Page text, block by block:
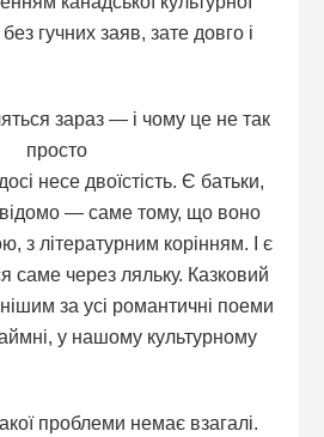
гучних заяв, зате довго і
зараз — і чому це не так
просто
несе двоїстість. Є батьки,
— саме тому, що воно
з літературним корінням. І є
саме через ляльку. Казковий
за усі романтичні поеми
у нашому культурному
проблеми немає взагалі.